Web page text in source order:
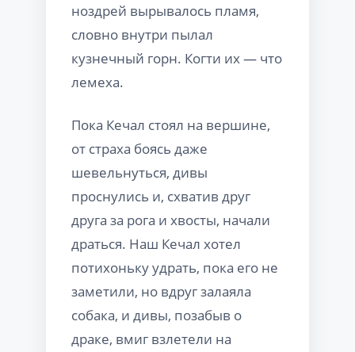
ноздрей вырывалось пламя,
словно внутри пылал
кузнечный горн. Когти их — что
лемеха.
Пока Кечал стоял на вершине,
от страха боясь даже
шевельнуться, дивы
проснулись и, схватив друг
друга за рога и хвосты, начали
драться. Наш Кечал хотел
потихоньку удрать, пока его не
заметили, но вдруг залаяла
собака, и дивы, позабыв о
драке, вмиг взлетели на